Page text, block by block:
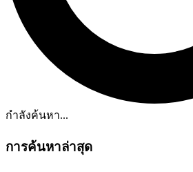
กำลังค้นหา...
การค้นหาล่าสุด